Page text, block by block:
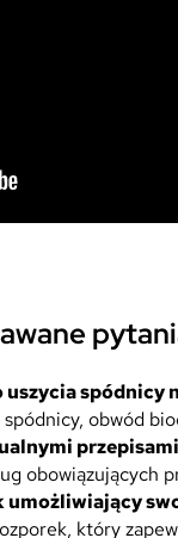
spódnicy
obwód
obowiązujących
który